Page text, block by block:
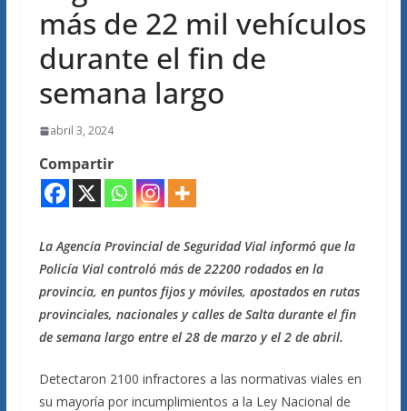
más de 22 mil vehículos
durante el fin de
semana largo
abril 3, 2024
Compartir
La Agencia Provincial de Seguridad Vial informó que la
Policía Vial controló más de 22200 rodados en la
provincia, en puntos fijos y móviles, apostados en rutas
provinciales, nacionales y calles de Salta durante el fin
de semana largo entre el 28 de marzo y el 2 de abril.
Detectaron 2100 infractores a las normativas viales en
su mayoría por incumplimientos a la Ley Nacional de